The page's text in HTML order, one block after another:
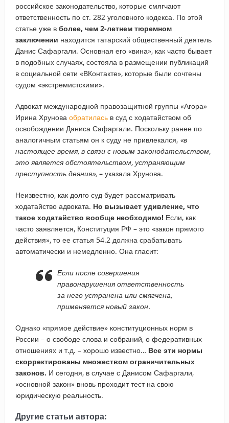
российское законодательство, которые смягчают
ответственность по ст. 282 уголовного кодекса. По этой
статье уже в более, чем 2-летнем тюремном
заключении находится татарский общественный деятель
Данис Сафаргали. Основная его «вина», как часто бывает
в подобных случаях, состояла в размещении публикаций
в социальной сети «ВКонтакте», которые были сочтены
судом «экстремистскими».
Адвокат международной правозащитной группы «Агора»
Ирина Хрунова обратиласьв суд с ходатайством об
освобождении Даниса Сафаргали. Поскольку ранее по
аналогичным статьям он к суду не привлекался, «в
настоящее время, в связи с новым законодательством,
это является обстоятельством, устраняющим
преступность деяния», – указала Хрунова.
Неизвестно, как долго суд будет рассматривать
ходатайство адвоката. Но вызывает удивление, что
такое ходатайство вообще необходимо! Если, как
часто заявляется, Конституция РФ – это «закон прямого
действия», то ее статья 54.2 должна срабатывать
автоматически и немедленно. Она гласит:
Если после совершения
правонарушения ответственность
за него устранена или смягчена,
применяется новый закон.
Однако «прямое действие» конституционных норм в
России – о свободе слова и собраний, о федеративных
отношениях и т.д. – хорошо известно… Все эти нормы
скорректированы множеством ограничительных
законов. И сегодня, в случае с Данисом Сафаргали,
«основной закон» вновь проходит тест на свою
юридическую реальность.
Другие статьи автора: